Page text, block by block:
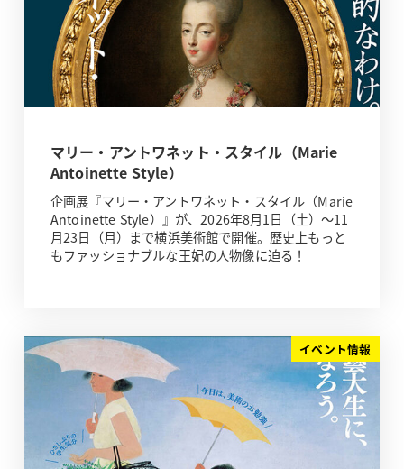
マリー・アントワネット・スタイル（Marie
Antoinette Style）
企画展『マリー・アントワネット・スタイル（Marie
Antoinette Style）』が、2026年8月1日（土）～11
月23日（月）まで横浜美術館で開催。歴史上もっと
もファッショナブルな王妃の人物像に迫る！
イベント情報